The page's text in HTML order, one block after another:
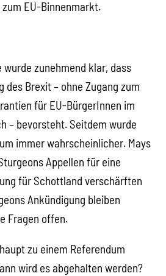
EU-Binnenmarkt.
zunehmend klar, dass
des Brexit – ohne Zugang zum
für EU-BürgerInnen im
– bevorsteht. Seitdem wurde
immer wahrscheinlicher. Mays
Appellen für eine
für Schottland verschärften
Ankündigung bleiben
Fragen offen.
zu einem Referendum
wird es abgehalten werden?